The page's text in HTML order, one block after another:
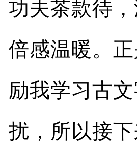
功夫茶款待
倍感温暖。
励我学习古
扰，所以接